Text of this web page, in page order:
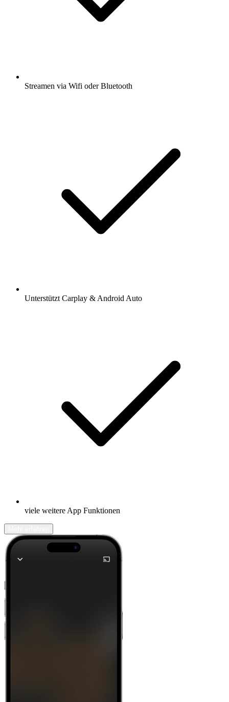
Streamen via Wifi oder Bluetooth
Unterstützt Carplay & Android Auto
viele weitere App Funktionen